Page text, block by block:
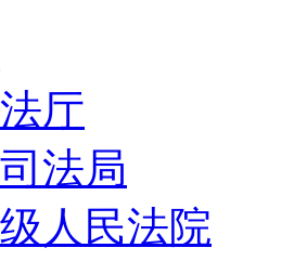
厅
法局
人民法院